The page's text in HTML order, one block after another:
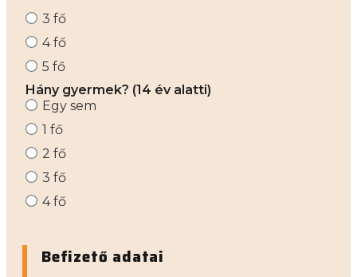
3 fő
4 fő
5 fő
Hány gyermek? (14 év alatti)
Egy sem
1 fő
2 fő
3 fő
4 fő
Befizető adatai